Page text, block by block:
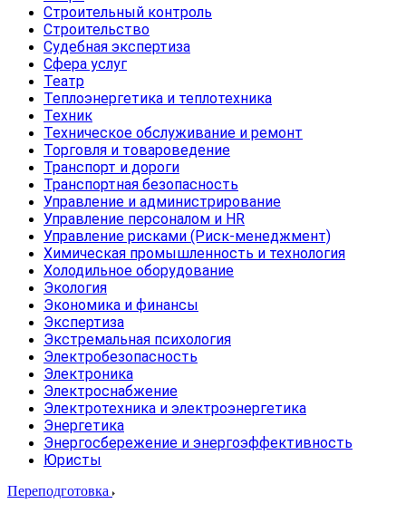
Строительный контроль
Строительство
Судебная экспертиза
Сфера услуг
Театр
Теплоэнергетика и теплотехника
Техник
Техническое обслуживание и ремонт
Торговля и товароведение
Транспорт и дороги
Транспортная безопасность
Управление и администрирование
Управление персоналом и HR
Управление рисками (Риск-менеджмент)
Химическая промышленность и технология
Холодильное оборудование
Экология
Экономика и финансы
Экспертиза
Экстремальная психология
Электробезопасность
Электроника
Электроснабжение
Электротехника и электроэнергетика
Энергетика
Энергосбережение и энергоэффективность
Юристы
Переподготовка